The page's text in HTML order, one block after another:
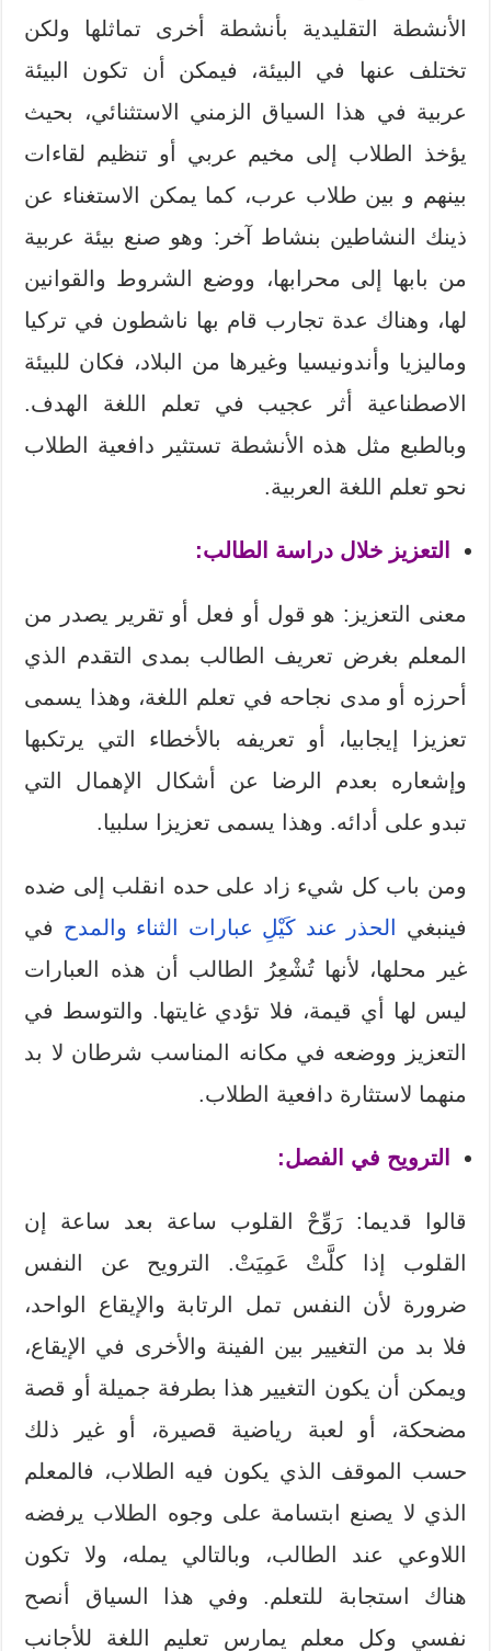
الأنشطة التقليدية بأنشطة أخرى تماثلها ولكن
تختلف عنها في البيئة، فيمكن أن تكون البيئة
عربية في هذا السياق الزمني الاستثنائي، بحيث
يؤخذ الطلاب إلى مخيم عربي أو تنظيم لقاءات
بينهم و بين طلاب عرب، كما يمكن الاستغناء عن
ذينك النشاطين بنشاط آخر: وهو صنع بيئة عربية
من بابها إلى محرابها، ووضع الشروط والقوانين
لها، وهناك عدة تجارب قام بها ناشطون في تركيا
وماليزيا وأندونيسيا وغيرها من البلاد، فكان للبيئة
الاصطناعية أثر عجيب في تعلم اللغة الهدف.
وبالطبع مثل هذه الأنشطة تستثير دافعية الطلاب
نحو تعلم اللغة العربية.
التعزيز خلال دراسة الطالب:
معنى التعزيز: هو قول أو فعل أو تقرير يصدر من
المعلم بغرض تعريف الطالب بمدى التقدم الذي
أحرزه أو مدى نجاحه في تعلم اللغة، وهذا يسمى
تعزيزا إيجابيا، أو تعريفه بالأخطاء التي يرتكبها
وإشعاره بعدم الرضا عن أشكال الإهمال التي
تبدو على أدائه. وهذا يسمى تعزيزا سلبيا.
ومن باب كل شيء زاد على حده انقلب إلى ضده
فينبغي
الحذر عند كَيْلِ عبارات الثناء والمدح في
غير محلها، لأنها تُشْعِرُ الطالب أن هذه العبارات
ليس لها أي قيمة، فلا تؤدي غايتها. والتوسط في
التعزيز ووضعه في مكانه المناسب شرطان لا بد
منهما لاستثارة دافعية الطلاب.
الترويح في الفصل:
قالوا قديما: رَوِّحْ القلوب ساعة بعد ساعة إن
القلوب إذا كلَّتْ عَمِيَتْ. الترويح عن النفس
ضرورة لأن النفس تمل الرتابة والإيقاع الواحد،
فلا بد من التغيير بين الفينة والأخرى في الإيقاع،
ويمكن أن يكون التغيير هذا بطرفة جميلة أو قصة
مضحكة، أو لعبة رياضية قصيرة، أو غير ذلك
حسب الموقف الذي يكون فيه الطلاب، فالمعلم
الذي لا يصنع ابتسامة على وجوه الطلاب يرفضه
اللاوعي عند الطالب، وبالتالي يمله، ولا تكون
هناك استجابة للتعلم. وفي هذا السياق أنصح
نفسي وكل معلم يمارس تعليم اللغة للأجانب